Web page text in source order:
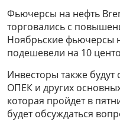
Фьючерсы на нефть
торговались с
Ноябрьские фьючерсы
подешевели на 10
Инвесторы также будут
ОПЕК и других
которая пройдет в
будет обсуждаться